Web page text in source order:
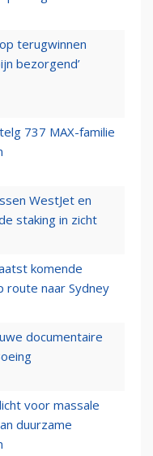
terugwinnen
bezorgend’
737 MAX-familie
WestJet en
staking in zicht
komende
naar Sydney
documentaire
voor massale
duurzame